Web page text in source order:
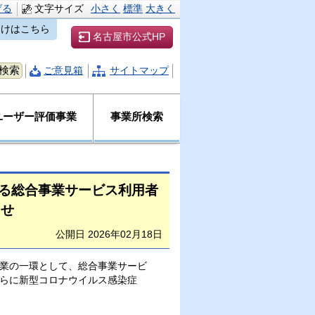
文字サイズ 小さく 標準 大きく
名古屋市公式HP
はこちら
ご意見箱 サイトマップ
ーザー評価事業 事業所検索
総合事業サービス利用者
公開日 2026年02月18日
の一環として、総合事業サービ
に新型コロナウイルス感染症